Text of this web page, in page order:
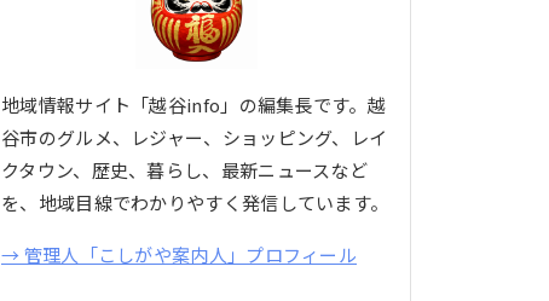
地域情報サイト「越谷info」の編集長です。越
谷市のグルメ、レジャー、ショッピング、レイ
クタウン、歴史、暮らし、最新ニュースなど
を、地域目線でわかりやすく発信しています。
→ 管理人「こしがや案内人」プロフィール